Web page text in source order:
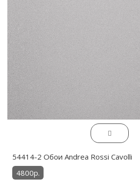
54414-2 Обои Andrea Rossi Cavolli
4800р.